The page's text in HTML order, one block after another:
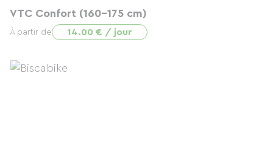
VTC Confort (160-175 cm)
À partir de 14.00 € / jour